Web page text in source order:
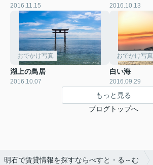
2016.11.15 2016.10.13
おでかけ写真
湖上の鳥居
2016.10.07
おでかけ写真
白い海
2016.09.29
もっと見る
ブログトップへ
明石で賃貸情報を探すならべすと・る～む